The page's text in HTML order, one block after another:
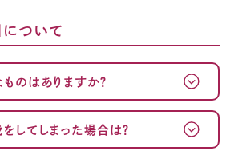
について
のはありますか？
してしまった場合は？